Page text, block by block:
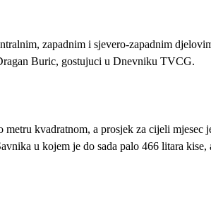
zapadnim i sjevero-zapadnim
Buric, gostujuci u Dnevniku TVCG.
kvadratnom, a prosjek za cijeli mjesec
u kojem je do sada palo 466 litara kise,